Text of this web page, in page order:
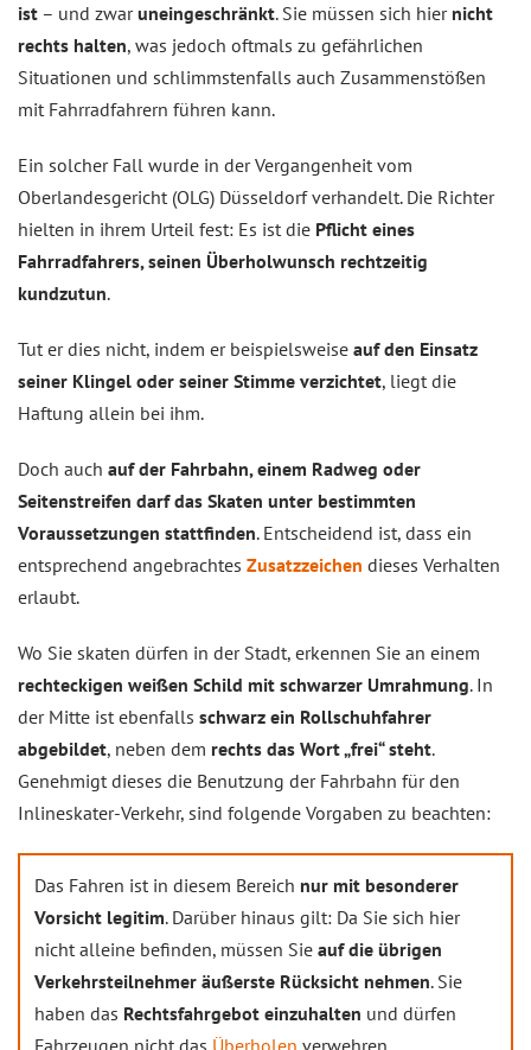
ist – und zwaruneingeschränkt. Sie müssen sich hier nicht
rechts halten, was jedoch oftmals zu gefährlichen
Situationen und schlimmstenfalls auch Zusammenstößen
mit Fahrradfahrern führen kann.
Ein solcher Fall wurde in der Vergangenheit vom
Oberlandesgericht (OLG) Düsseldorf verhandelt. Die Richter
hielten in ihrem Urteil fest: Es ist die Pflicht eines
Fahrradfahrers, seinen Überholwunsch rechtzeitig
kundzutun.
Tut er dies nicht, indem er beispielsweise auf den Einsatz
seiner Klingel oder seiner Stimme verzichtet, liegt die
Haftung allein bei ihm.
Doch auch auf der Fahrbahn, einem Radweg oder
Seitenstreifen darf das Skaten unter bestimmten
Voraussetzungen stattfinden. Entscheidend ist, dass ein
entsprechend angebrachtes Zusatzzeichen dieses Verhalten
erlaubt.
Wo Sie skaten dürfen in der Stadt, erkennen Sie an einem
rechteckigen weißen Schild mit schwarzer Umrahmung. In
der Mitte ist ebenfalls schwarz ein Rollschuhfahrer
abgebildet, neben dem rechts das Wort „frei“ steht.
Genehmigt dieses die Benutzung der Fahrbahn für den
Inlineskater-Verkehr, sind folgende Vorgaben zu beachten:
Das Fahren ist in diesem Bereich nur mit besonderer
Vorsicht legitim. Darüber hinaus gilt: Da Sie sich hier
nicht alleine befinden, müssen Sie auf die übrigen
Verkehrsteilnehmer äußerste Rücksicht nehmen. Sie
haben das Rechtsfahrgebot einzuhalten und dürfen
Fahrzeugen nicht das Überholen verwehren.